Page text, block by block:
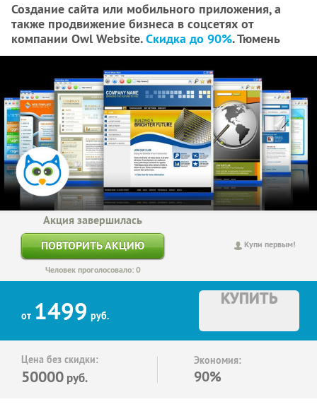
Создание сайта или мобильного приложения, а
также продвижение бизнеса в соцсетях от
компании Owl Website.Скидка до 90%. Тюмень
Купи первым!
Акция завершилась
ПОВТОРИТЬ АКЦИЮ
Человек проголосовало: 0
от 1499 руб.
КУПИТЬ
Цена без скидки:
50000 руб.
Экономия:
90%